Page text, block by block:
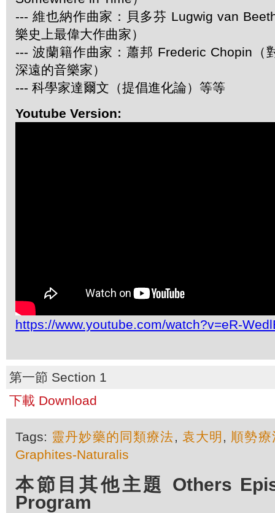
--- 維也納作曲家：貝多芬 Lugwig van
樂史上最偉大作曲家）
--- 波蘭籍作曲家：蕭邦 Frederic Chopin（
深遠的音樂家）
--- 科學家達爾文（提倡進化論）等等
Youtube Version:
https://www.youtube.com/watch?v=eR-
第一節 Section 1
下載 Download
Tags: 靈丹妙藥的同類療法, 袁大明 , 順勢療
Graphites-Naturalis
本節目其他主題 Others
Program